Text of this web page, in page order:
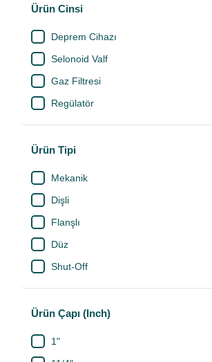
Derby
DM Metal
ECA
Emir Plastik
Grundfos
Henkel
Honeywell
Işıldar Plastik
İtek
Kalde
KAS
Metsan
Ürün Cinsi
Deprem Cihazı
Selonoid Valf
Gaz Filtresi
Regülatör
Ürün Tipi
Mekanik
Dişli
Flanşlı
Düz
Shut-Off
Ürün Çapı (Inch)
1"